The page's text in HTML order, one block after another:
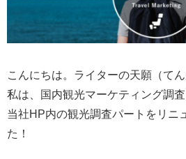
SRC
こんにちは。ライターの天願（てん
私は、国内観光マーケティング調
当社HP内の観光調査パートをリニ
た！